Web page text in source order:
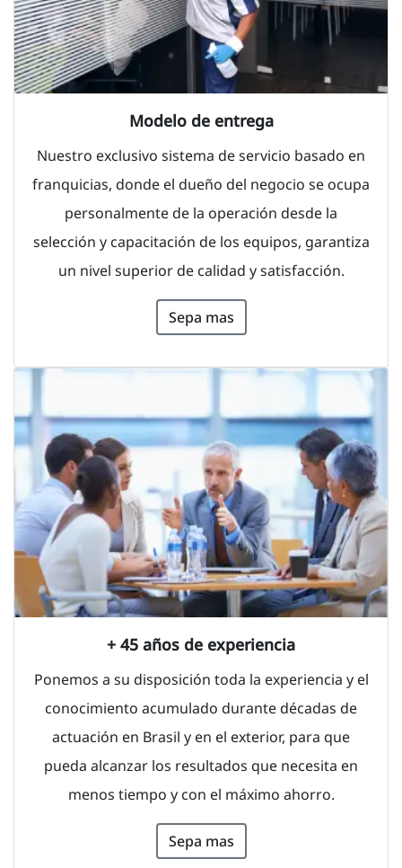
Modelo de entrega
Nuestro exclusivo sistema de servicio basado en
franquicias, donde el dueño del negocio se ocupa
personalmente de la operación desde la
selección y capacitación de los equipos, garantiza
un nivel superior de calidad y satisfacción.
Sepa mas
+ 45 años de experiencia
Ponemos a su disposición toda la experiencia y el
conocimiento acumulado durante décadas de
actuación en Brasil y en el exterior, para que
pueda alcanzar los resultados que necesita en
menos tiempo y con el máximo ahorro.
Sepa mas